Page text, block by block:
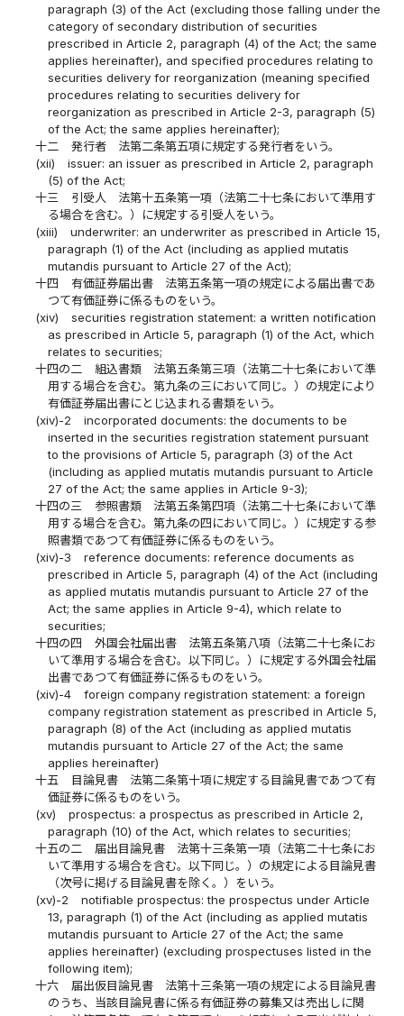
paragraph (3) of the Act (excluding those falling under the
category of secondary distribution of securities
prescribed in Article 2, paragraph (4) of the Act; the same
applies hereinafter), and specified procedures relating to
securities delivery for reorganization (meaning specified
procedures relating to securities delivery for
reorganization as prescribed in Article 2-3, paragraph (5)
of the Act; the same applies hereinafter);
十二
発行者 法第二条第五項に規定する発行者をいう。
(xii)
issuer: an issuer as prescribed in Article 2, paragraph
(5) of the Act;
十三
引受人 法第十五条第一項（法第二十七条において準用す
る場合を含む。）に規定する引受人をいう。
(xiii)
underwriter: an underwriter as prescribed in Article 15,
paragraph (1) of the Act (including as applied mutatis
mutandis pursuant to Article 27 of the Act);
十四
有価証券届出書 法第五条第一項の規定による届出書であ
つて有価証券に係るものをいう。
(xiv)
securities registration statement: a written notification
as prescribed in Article 5, paragraph (1) of the Act, which
relates to securities;
十四の二
組込書類 法第五条第三項（法第二十七条において準
用する場合を含む。第九条の三において同じ。）の規定により
有価証券届出書にとじ込まれる書類をいう。
(xiv)-2
incorporated documents: the documents to be
inserted in the securities registration statement pursuant
to the provisions of Article 5, paragraph (3) of the Act
(including as applied mutatis mutandis pursuant to Article
27 of the Act; the same applies in Article 9-3);
十四の三
参照書類 法第五条第四項（法第二十七条において準
用する場合を含む。第九条の四において同じ。）に規定する参
照書類であつて有価証券に係るものをいう。
(xiv)-3
reference documents: reference documents as
prescribed in Article 5, paragraph (4) of the Act (including
as applied mutatis mutandis pursuant to Article 27 of the
Act; the same applies in Article 9-4), which relate to
securities;
十四の四
外国会社届出書 法第五条第八項（法第二十七条にお
いて準用する場合を含む。以下同じ。）に規定する外国会社届
出書であつて有価証券に係るものをいう。
(xiv)-4
foreign company registration statement: a foreign
company registration statement as prescribed in Article 5,
paragraph (8) of the Act (including as applied mutatis
mutandis pursuant to Article 27 of the Act; the same
applies hereinafter)
十五
目論見書 法第二条第十項に規定する目論見書であつて有
価証券に係るものをいう。
(xv)
prospectus: a prospectus as prescribed in Article 2,
paragraph (10) of the Act, which relates to securities;
十五の二
届出目論見書 法第十三条第一項（法第二十七条にお
いて準用する場合を含む。以下同じ。）の規定による目論見書
（次号に掲げる目論見書を除く。）をいう。
(xv)-2
notifiable prospectus: the prospectus under Article
13, paragraph (1) of the Act (including as applied mutatis
mutandis pursuant to Article 27 of the Act; the same
applies hereinafter) (excluding prospectuses listed in the
following item);
十六
届出仮目論見書 法第十三条第一項の規定による目論見書
のうち、当該目論見書に係る有価証券の募集又は売出しに関